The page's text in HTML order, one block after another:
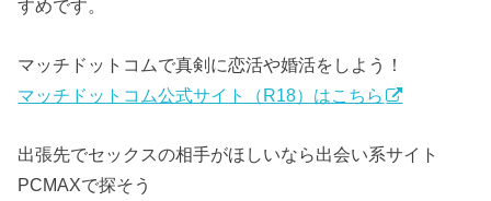
すめです。
マッチドットコムで真剣に恋活や婚活をしよう！
マッチドットコム公式サイト（R18）はこちら
出張先でセックスの相手がほしいなら出会い系サイト
PCMAXで探そう